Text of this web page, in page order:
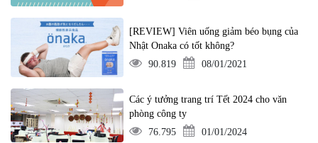
[REVIEW] Viên uống giảm béo bụng của
Nhật Onaka có tốt không?
90.819
08/01/2021
Các ý tưởng trang trí Tết 2024 cho văn
phòng công ty
76.795
01/01/2024